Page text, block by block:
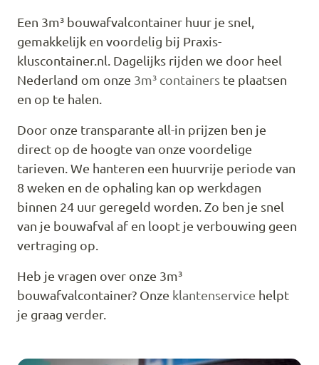
Een 3m³ bouwafvalcontainer huur je snel,
gemakkelijk en voordelig bij Praxis-
kluscontainer.nl. Dagelijks rijden we door heel
Nederland om onze 3m³ containers te plaatsen
en op te halen.
Door onze transparante all-in prijzen ben je
direct op de hoogte van onze voordelige
tarieven. We hanteren een huurvrije periode van
8 weken en de ophaling kan op werkdagen
binnen 24 uur geregeld worden. Zo ben je snel
van je bouwafval af en loopt je verbouwing geen
vertraging op.
Heb je vragen over onze 3m³
bouwafvalcontainer? Onze klantenservice helpt
je graag verder.